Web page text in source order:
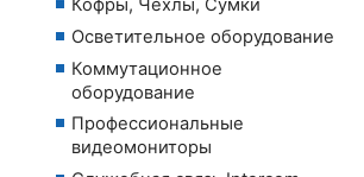
Кофры, Чехлы, Сумки
Осветительное оборудование
Коммутационное
оборудование
Профессиональные
видеомониторы